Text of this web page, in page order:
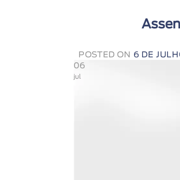
POSTED ON 6 DE
06
jul